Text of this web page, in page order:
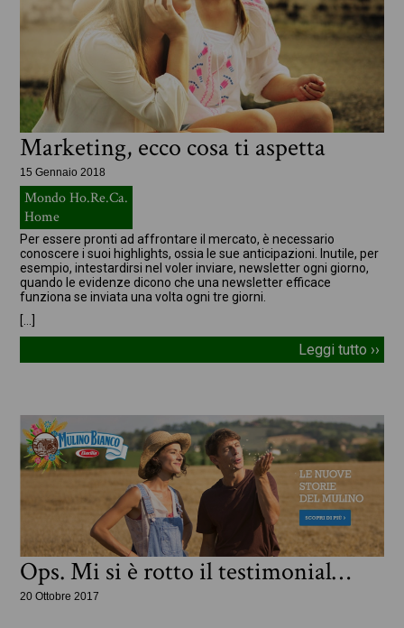
Marketing, ecco cosa ti aspetta
15 Gennaio 2018
Mondo Ho.Re.Ca.
Home
Per essere pronti ad affrontare il mercato, è necessario
conoscere i suoi highlights, ossia le sue anticipazioni. Inutile, per
esempio, intestardirsi nel voler inviare, newsletter ogni giorno,
quando le evidenze dicono che una newsletter efficace
funziona se inviata una volta ogni tre giorni.
[…]
Leggi tutto ››
Ops. Mi si è rotto il testimonial…
20 Ottobre 2017